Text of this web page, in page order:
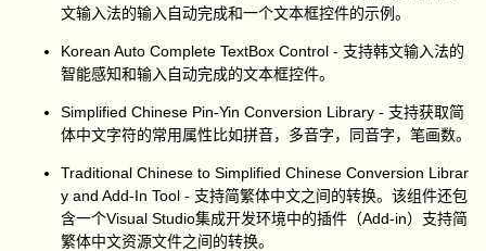
文输入法的输入自动完成和一个文本框控件的示例。
Korean Auto Complete TextBox Control - 支持韩文输入法的
智能感知和输入自动完成的文本框控件。
Simplified Chinese Pin-Yin Conversion Library - 支持获取简
体中文字符的常用属性比如拼音，多音字，同音字，笔画数。
Traditional Chinese to Simplified Chinese Conversion Librar
y and Add-In Tool - 支持简繁体中文之间的转换。该组件还包
含一个Visual Studio集成开发环境中的插件（Add-in）支持简
繁体中文资源文件之间的转换。